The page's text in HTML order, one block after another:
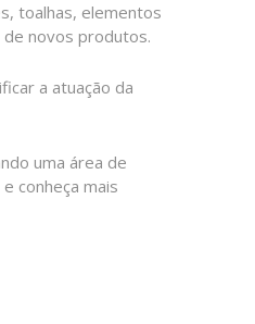
toalhas, elementos
de novos produtos.
a atuação da
uma área de
conheça mais